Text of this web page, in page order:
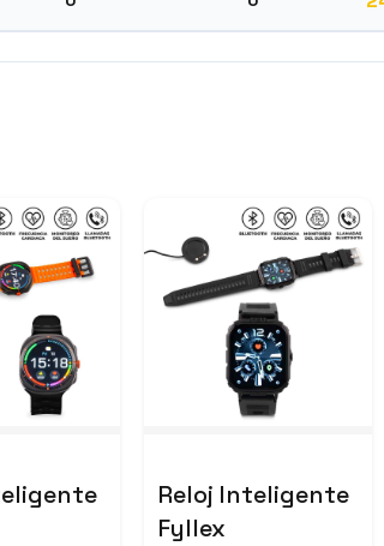
Reloj Inteligente
Fyllex